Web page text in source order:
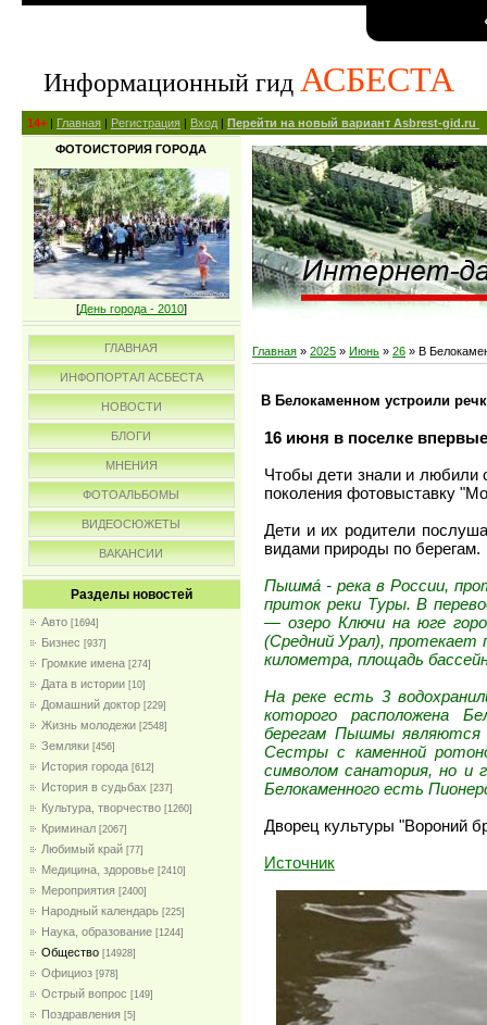
Информационный гид АСБЕСТА
14+ | Главная | Регистрация | Вход | Перейти на новый вариант Asbrest-gid.ru
ФОТОИСТОРИЯ ГОРОДА
[День города - 2010]
ГЛАВНАЯ
ИНФОПОРТАЛ АСБЕСТА
НОВОСТИ
БЛОГИ
МНЕНИЯ
ФОТОАЛЬБОМЫ
ВИДЕОСЮЖЕТЫ
ВАКАНСИИ
Разделы новостей
Авто [1694]
Бизнес [937]
Громкие имена [274]
Дата в истории [10]
Домашний доктор [229]
Жизнь молодежи [2548]
Земляки [456]
История города [612]
История в судьбах [237]
Культура, творчество [1260]
Криминал [2067]
Любимый край [77]
Медицина, здоровье [2410]
Мероприятия [2400]
Народный календарь [225]
Наука, образование [1244]
Общество [14928]
Официоз [978]
Острый вопрос [149]
Поздравления [5]
Главная » 2025 » Июнь » 26 » В
В Белокаменном устроили
16 июня в поселке
Чтобы дети знали и любили
поколения фотовыставку
Дети и их родители
видами природы по берегам.
Пышма́ - река в России,
приток реки Туры. В
— озеро Ключи на юге
(Средний Урал), протекает
километра, площадь
На реке есть 3
которого расположена
берегам Пышмы являются
Сестры с каменной
символом санатория, но и
Белокаменного есть
Дворец культуры "Вороний
Источник